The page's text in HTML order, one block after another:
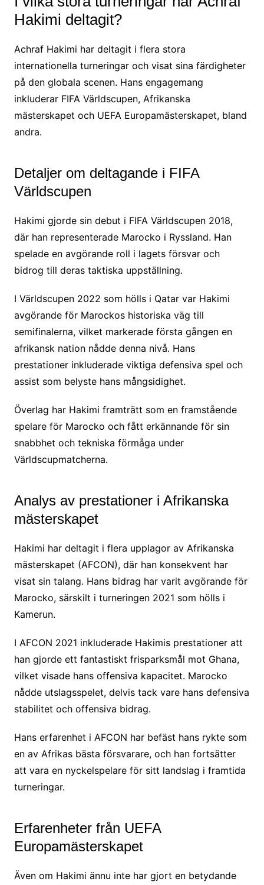
Hakimi deltagit?
Achraf Hakimi har deltagit i flera stora
internationella turneringar och visat sina färdigheter
på den globala scenen. Hans engagemang
inkluderar FIFA Världscupen, Afrikanska
mästerskapet och UEFA Europamästerskapet, bland
andra.
Detaljer om deltagande i FIFA
Världscupen
Hakimi gjorde sin debut i FIFA Världscupen 2018,
där han representerade Marocko i Ryssland. Han
spelade en avgörande roll i lagets försvar och
bidrog till deras taktiska uppställning.
I Världscupen 2022 som hölls i Qatar var Hakimi
avgörande för Marockos historiska väg till
semifinalerna, vilket markerade första gången en
afrikansk nation nådde denna nivå. Hans
prestationer inkluderade viktiga defensiva spel och
assist som belyste hans mångsidighet.
Överlag har Hakimi framträtt som en framstående
spelare för Marocko och fått erkännande för sin
snabbhet och tekniska förmåga under
Världscupmatcherna.
Analys av prestationer i Afrikanska
mästerskapet
Hakimi har deltagit i flera upplagor av Afrikanska
mästerskapet (AFCON), där han konsekvent har
visat sin talang. Hans bidrag har varit avgörande för
Marocko, särskilt i turneringen 2021 som hölls i
Kamerun.
I AFCON 2021 inkluderade Hakimis prestationer att
han gjorde ett fantastiskt frisparksmål mot Ghana,
vilket visade hans offensiva kapacitet. Marocko
nådde utslagsspelet, delvis tack vare hans defensiva
stabilitet och offensiva bidrag.
Hans erfarenhet i AFCON har befäst hans rykte som
en av Afrikas bästa försvarare, och han fortsätter
att vara en nyckelspelare för sitt landslag i framtida
turneringar.
Erfarenheter från UEFA
Europamästerskapet
Även om Hakimi ännu inte har gjort en betydande